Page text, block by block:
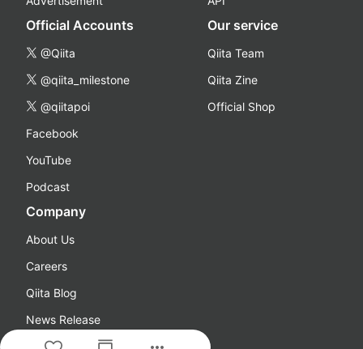
Official Accounts
@Qiita
@qiita_milestone
@qiitapoi
Facebook
YouTube
Podcast
Our service
Qiita Team
Qiita Zine
Official Shop
Company
About Us
Careers
Qiita Blog
News Release